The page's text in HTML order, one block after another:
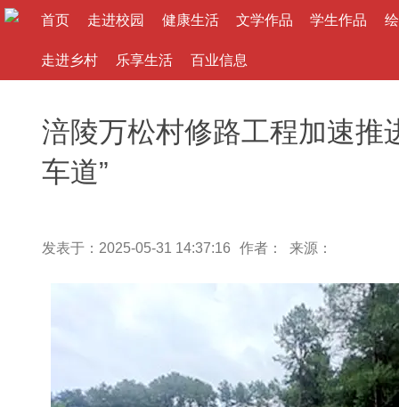
首页 走进校园 健康生活 文学作品 学生作品
走进乡村 乐享生活 百业信息
涪陵万松村修路工程加速推
车道”
发表于：2025-05-31 14:37:16 作者： 来源：